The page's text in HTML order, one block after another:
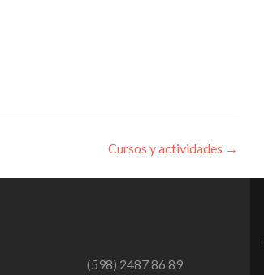
Cursos y actividades →
(598) 2487 86 89